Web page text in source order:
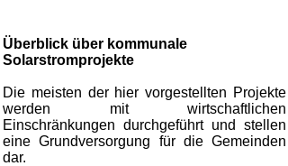
Überblick über kommunale
Solarstromprojekte
Die meisten der hier vorgestellten Projekte
werden mit wirtschaftlichen
Einschränkungen durchgeführt und stellen
eine Grundversorgung für die Gemeinden
dar.